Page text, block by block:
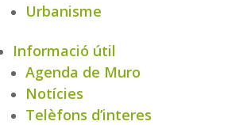
Urbanisme
Informació útil
Agenda de Muro
Notícies
Telèfons d’interes